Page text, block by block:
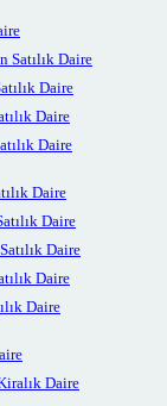
Satılık Daire
Daire
Daire
Daire
Daire
Daire
Daire
Daire
Daire
Daire